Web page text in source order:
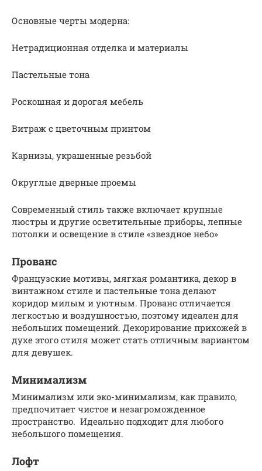
Основные черты модерна:
Нетрадиционная отделка и материалы
Пастельные тона
Роскошная и дорогая мебель
Витраж с цветочным принтом
Карнизы, украшенные резьбой
Округлые дверные проемы
Современный стиль также включает крупные
люстры и другие осветительные приборы, лепные
потолки и освещение в стиле «звездное небо»
Прованс
Французские мотивы, мягкая романтика, декор в
винтажном стиле и пастельные тона делают
коридор милым и уютным. Прованс отличается
легкостью и воздушностью, поэтому идеален для
небольших помещений. Декорирование прихожей в
духе этого стиля может стать отличным вариантом
для девушек.
Минимализм
Минимализм или эко-минимализм, как правило,
предпочитает чистое и незагроможденное
пространство. Идеально подходит для любого
небольшого помещения.
Лофт